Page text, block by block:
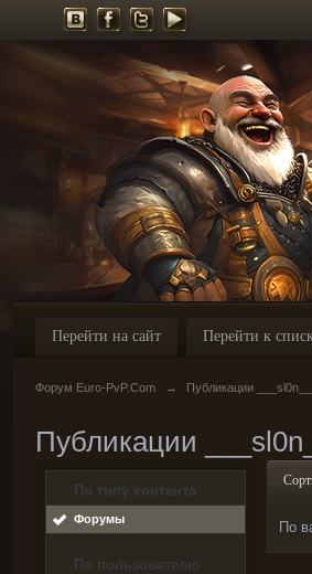
Перейти на сайт Перейти к
Форум Euro-PvP.Com → Публикации ___sl0n___
Публикации
По типу контента
Форумы
По пользователю
По